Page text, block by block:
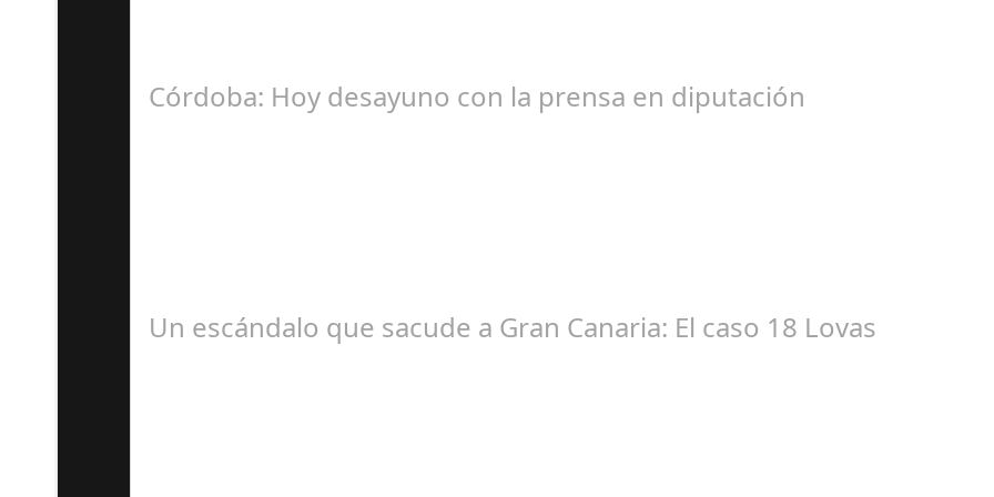
Córdoba: Hoy desayuno con la prensa en diputación
Un escándalo que sacude a Gran Canaria: El caso 18 Lovas